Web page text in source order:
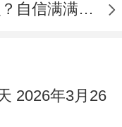
能让感情回到
游戏 主动出击
白羊座男人性格特点是什么？自信满满但缺乏耐心
2026年3月26